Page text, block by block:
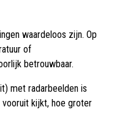
waardeloos zijn. Op
of
betrouwbaar.
met radarbeelden is
kijkt, hoe groter